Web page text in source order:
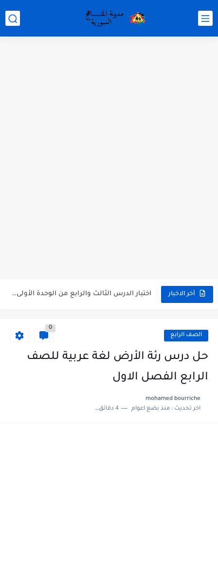
أخر الاخبار اختبار الدرس الثالث والرابع من الوحدة الأولى مع الحل في...
سلم تصحيح مادة اللغة العربية لشهادة التعليم الاساسي والاعدادية الشرعية...
حل أسئلة الكيمياء بكالوريا علمي دورة 2026
الصف الرابع
0
حل درس رئة الأرض لغة عربية للصف
الرابع الفصل الاول
mohamed bourriche
اخر تحديث :منذ بضع اعوام 4 دقائق للقراءة